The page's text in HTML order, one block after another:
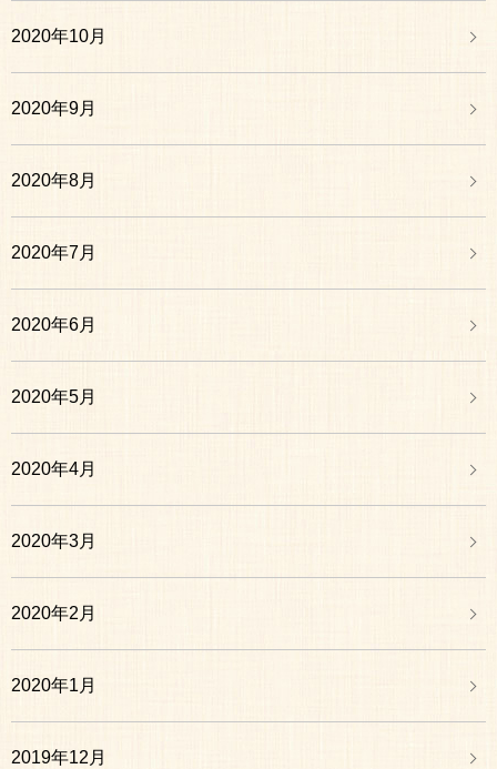
2020年10月
2020年9月
2020年8月
2020年7月
2020年6月
2020年5月
2020年4月
2020年3月
2020年2月
2020年1月
2019年12月